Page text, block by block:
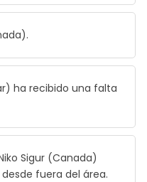
ha recibido una falta
Sigur (Canada)
fuera del área.